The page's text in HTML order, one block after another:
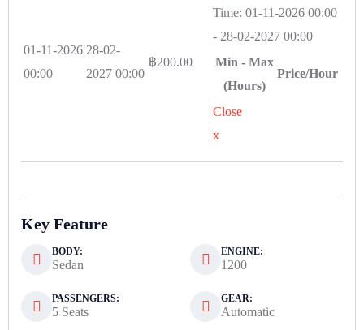
01-11-2026
00:00
28-02-
2027 00:00
฿200.00
Time: 01-11-2026 00:00
- 28-02-2027 00:00
Min - Max
(Hours)
Price/Hour
Close
x
Key Feature
BODY:
Sedan
ENGINE:
1200
PASSENGERS:
5 Seats
GEAR:
Automatic